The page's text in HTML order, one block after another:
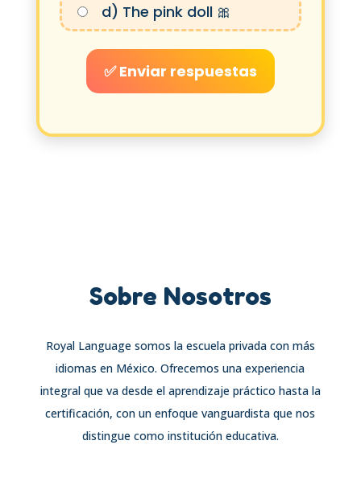
d) The pink doll 🎀
✅ Enviar respuestas
Sobre Nosotros
Royal Language somos la escuela privada con más
idiomas en México. Ofrecemos una experiencia
integral que va desde el aprendizaje práctico hasta la
certificación, con un enfoque vanguardista que nos
distingue como institución educativa.